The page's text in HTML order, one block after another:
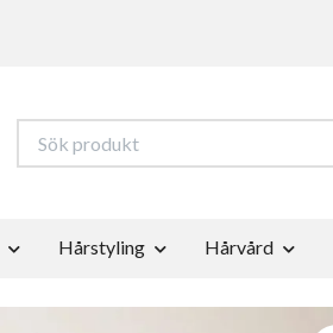
Hårstyling Hårvård